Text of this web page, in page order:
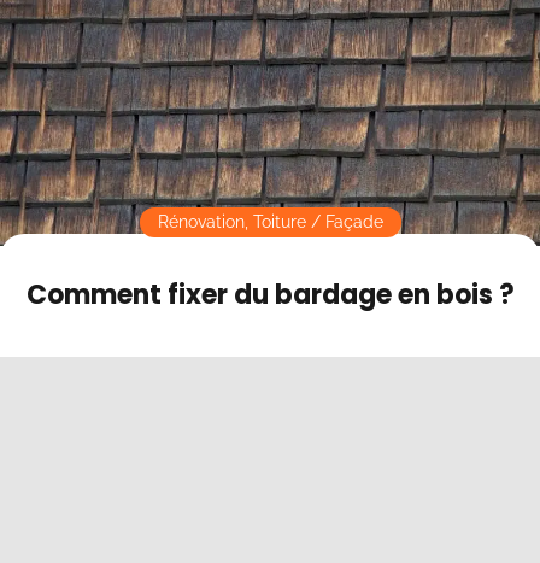
Contact
Mode sombre
Comment fixer du bardage en bois ?
Rénovation, Toiture / Façade